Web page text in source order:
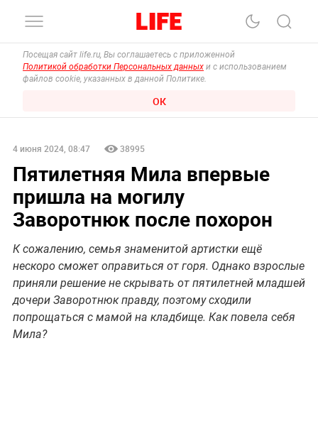
Посещая сайт life.ru, Вы соглашаетесь с приложенной
Политикой обработки Персональных данных и с использованием
файлов cookie, указанных в данной Политике.
ОК
4 июня 2024, 08:47 38995
Пятилетняя Мила впервые
пришла на могилу
Заворотнюк после похорон
К сожалению, семья знаменитой артистки ещё
нескоро сможет оправиться от горя. Однако взрослые
приняли решение не скрывать от пятилетней младшей
дочери Заворотнюк правду, поэтому сходили
попрощаться с мамой на кладбище. Как повела себя
Мила?